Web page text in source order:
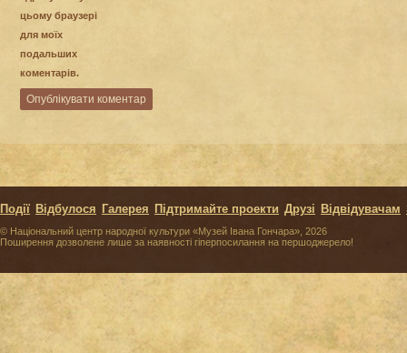
цьому браузері
для моїх
подальших
коментарів.
© Національний центр народної культури «Музей Івана Гончара», 2026
Поширення дозволене лише за наявності гіперпосилання на першоджерело!
Події Відбулося Галерея Підтримайте проекти Друзі Відвідувачам